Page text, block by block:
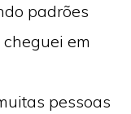
padrões
em
pessoas